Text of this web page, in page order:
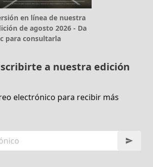
en línea de nuestra
de agosto 2026 - Da
para consultarla
a nuestra edición
electrónico para recibir más